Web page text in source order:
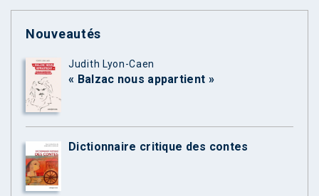
Nouveautés
Judith Lyon-Caen
« Balzac nous appartient »
Dictionnaire critique des contes